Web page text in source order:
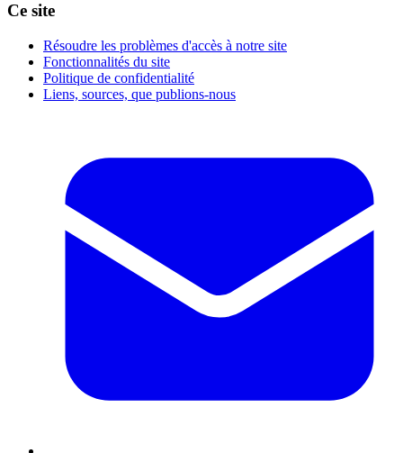
Ce site
Résoudre les problèmes d'accès à notre site
Fonctionnalités du site
Politique de confidentialité
Liens, sources, que publions-nous